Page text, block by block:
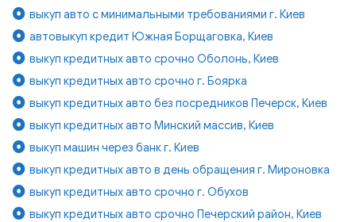
выкуп авто с минимальными требованиями г. Киев
автовыкуп кредит Южная Борщаговка, Киев
выкуп кредитных авто срочно Оболонь, Киев
выкуп кредитных авто срочно г. Боярка
выкуп кредитных авто без посредников Печерск, Киев
выкуп кредитных авто Минский массив, Киев
выкуп машин через банк г. Киев
выкуп кредитных авто в день обращения г. Мироновка
выкуп кредитных авто срочно г. Обухов
выкуп кредитных авто срочно Печерский район, Киев